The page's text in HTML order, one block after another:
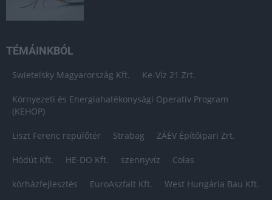
TÉMÁINKBÓL
Swietelsky Magyarország Kft. Ke-Víz 21 Zrt.
Környezeti és Energiahatékonysági Operatív Program
(KEHOP)
Liszt Ferenc repülőtér Strabag ZÁÉV Építőipari Zrt.
Hódút Kft. HE-DO Kft. szennyvíz Colas
kórházfejlesztés EuroAszfalt Kft. West Hungária Bau Kft.